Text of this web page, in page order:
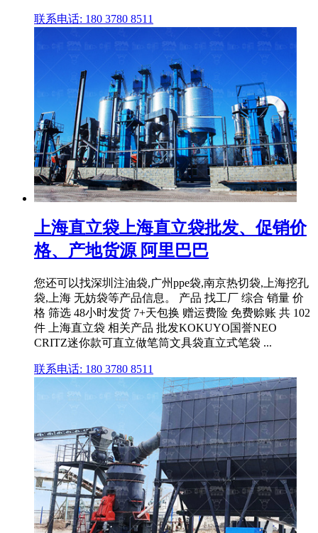
联系电话: 180 3780 8511
上海直立袋上海直立袋批发、促销价
格、产地货源 阿里巴巴
您还可以找深圳注油袋,广州ppe袋,南京热切袋,上海挖孔
袋,上海 无妨袋等产品信息。 产品 找工厂 综合 销量 价
格 筛选 48小时发货 7+天包换 赠运费险 免费赊账 共 102
件 上海直立袋 相关产品 批发KOKUYO国誉NEO
CRITZ迷你款可直立做笔筒文具袋直立式笔袋 ...
联系电话: 180 3780 8511